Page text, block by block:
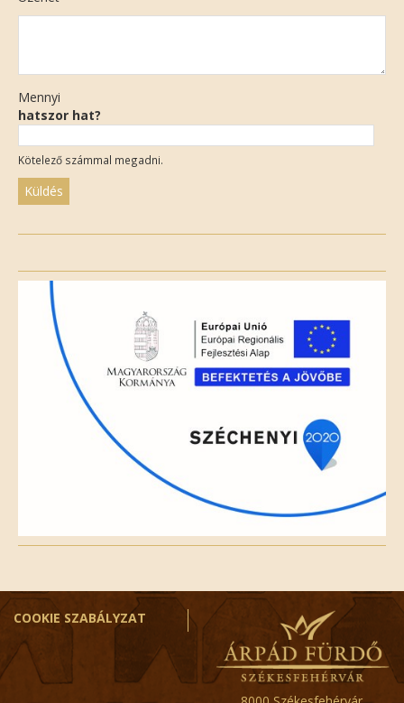
Mennyi
hatszor hat?
Kötelező számmal megadni.
field
empty.
COOKIE SZABÁLYZAT